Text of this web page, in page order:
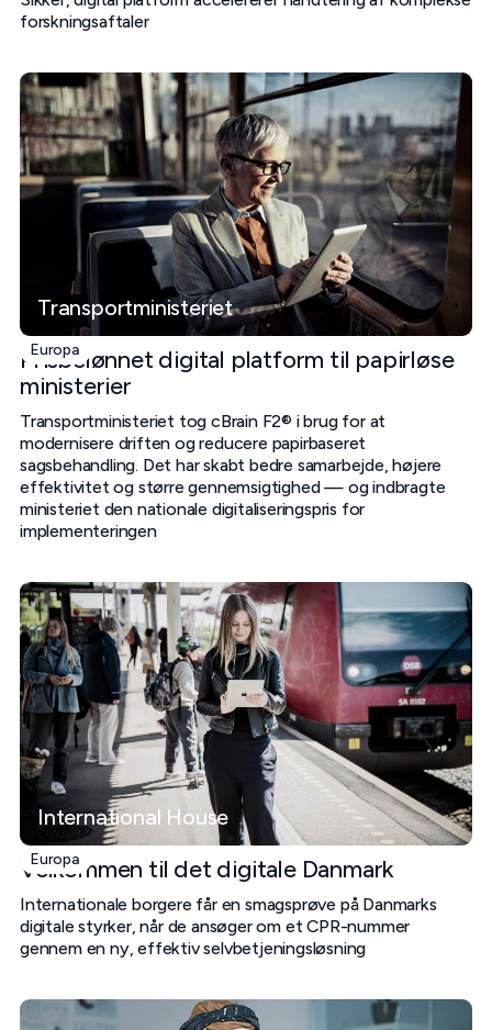
forskningsaftaler
Transportministeriet
Europa
Prisbelønnet digital platform til papirløse
ministerier
Transportministeriet tog cBrain F2® i brug for at
modernisere driften og reducere papirbaseret
sagsbehandling. Det har skabt bedre samarbejde, højere
effektivitet og større gennemsigtighed — og indbragte
ministeriet den nationale digitaliseringspris for
implementeringen
International House
Europa
Velkommen til det digitale Danmark
Internationale borgere får en smagsprøve på Danmarks
digitale styrker, når de ansøger om et CPR-nummer
gennem en ny, effektiv selvbetjeningsløsning